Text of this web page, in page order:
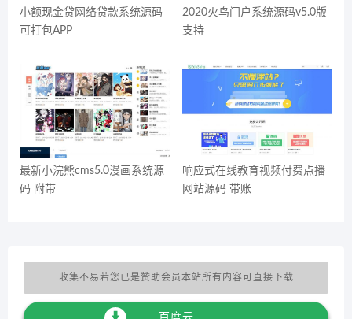
小额现金贷网络贷款系统源码
可打包APP
2020火鸟门户系统源码v5.0版
支持
最新小浣熊cms5.0漫画系统源
码 附带
响应式在线教育视频付费点播
网站源码 带账
收集不易若您已是赞助会员本站所有内容可直接下载